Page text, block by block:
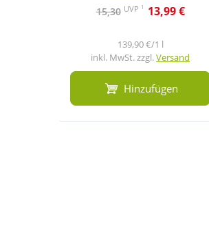
15,30 UVP 1 13,99 €
139,90 €/1 l
inkl. MwSt. zzgl.Versand
Hinzufügen